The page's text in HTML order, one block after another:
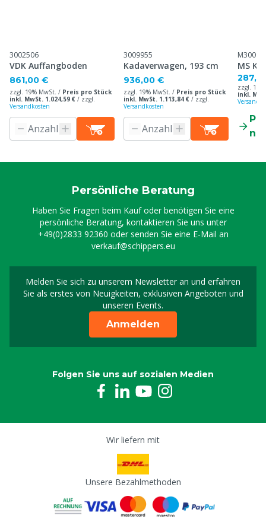
3002506
VDK Auffangboden
861,00 €
zzgl. 19% MwSt. / Preis pro Stück
inkl. MwSt. 1.024,59 € / zzgl.
Versandkosten
3009955
Kadaverwagen, 193 cm
936,00 €
zzgl. 19% MwSt. / Preis pro Stück
inkl. MwSt. 1.113,84 € / zzgl.
Versandkosten
MS
zzgl.
inkl.
Persönliche Beratung
Haben Sie Fragen beim Kauf oder benötigen Sie eine
persönliche Beratung, kontaktieren Sie uns unter
+49(0)2833 92360 oder senden Sie eine E-Mail an
verkauf@schippers.eu
Melden Sie sich zu unserem Newsletter an und erfahren
Sie als erstes von Neuigkeiten, exklusiven Angeboten und
unseren Events.
Melden Sie sich für
Anmelden
Folgen Sie uns auf sozialen Medien
Wir liefern mit
Unsere Bezahlmethoden